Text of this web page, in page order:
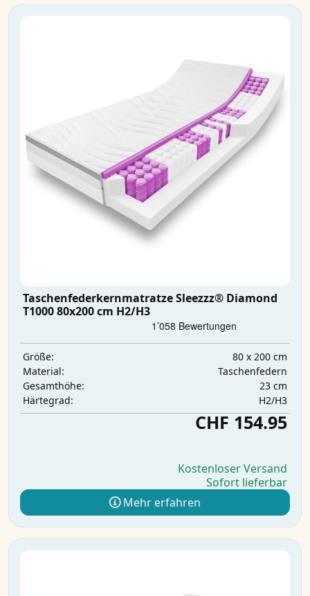
Taschenfederkernmatratze Sleezzz® Diamond
T1000 80x200 cm H2/H3
Größe:
80 x 200 cm
Material:
Taschenfedern
Gesamthöhe:
23 cm
Härtegrad:
H2/H3
CHF 154.95
Kostenloser Versand
Sofort lieferbar
Mehr erfahren